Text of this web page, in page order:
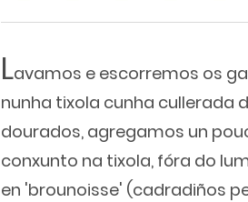
Lavamos e escorremos os
nunha tixola cunha cullerada
dourados, agregamos un
conxunto na tixola, fóra do
en 'brounoisse' (cadradiños